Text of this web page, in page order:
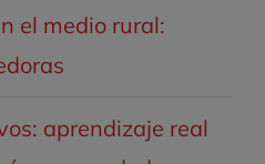
el medio rural:
aprendizaje real